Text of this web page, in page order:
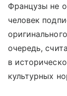
Французы не
человек
очередь,
в
культурных